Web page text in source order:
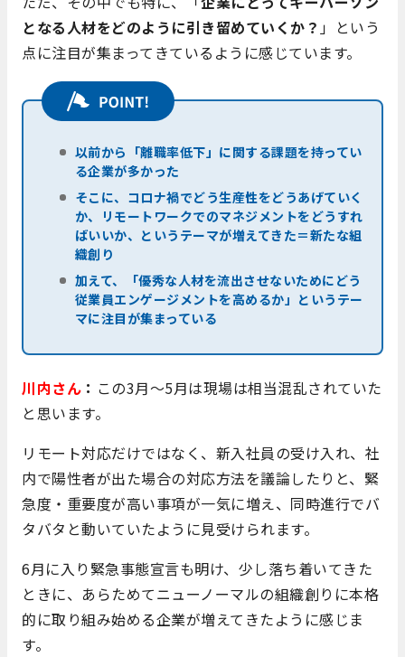
となる人材をどのように引き留めていくか？ 」という
点に注目が集まってきているように感じています。
以前から「離職率低下」に関する課題を持ってい
る企業が多かった
そこに、コロナ禍でどう生産性をどうあげていく
か、リモートワークでのマネジメントをどうすれ
ばいいか、というテーマが増えてきた＝新たな組
織創り
加えて、「優秀な人材を流出させないためにどう
従業員エンゲージメントを高めるか」というテー
マに注目が集まっている
川内さん ： この3月～5月は現場は相当混乱されていた
と思います。
リモート対応だけではなく、新入社員の受け入れ、社
内で陽性者が出た場合の対応方法を議論したりと、緊
急度・重要度が高い事項が一気に増え、同時進行でバ
タバタと動いていたように見受けられます。
6月に入り緊急事態宣言も明け、少し落ち着いてきた
ときに、あらためてニューノーマルの組織創りに本格
的に取り組み始める企業が増えてきたように感じま
す。